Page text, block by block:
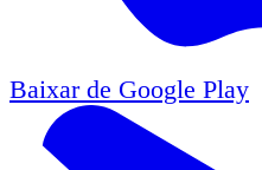
Baixar de Google Play